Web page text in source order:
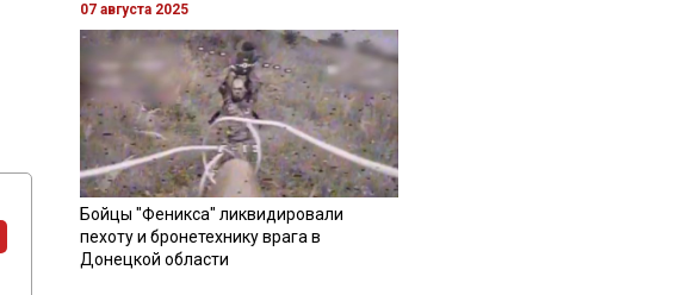
07 августа 2025
Бойцы "Феникса" ликвидировали
пехоту и бронетехнику врага в
Донецкой области